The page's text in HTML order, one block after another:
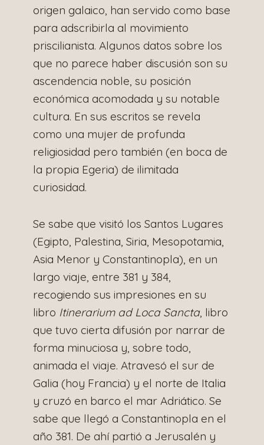
origen galaico, han servido como base
para adscribirla al movimiento
priscilianista. Algunos datos sobre los
que no parece haber discusión son su
ascendencia noble, su posición
económica acomodada y su notable
cultura. En sus escritos se revela
como una mujer de profunda
religiosidad pero también (en boca de
la propia Egeria) de ilimitada
curiosidad.
Se sabe que visitó los Santos Lugares
(Egipto, Palestina, Siria, Mesopotamia,
Asia Menor y Constantinopla), en un
largo viaje, entre 381 y 384,
recogiendo sus impresiones en su
libro Itinerarium ad Loca Sancta, libro
que tuvo cierta difusión por narrar de
forma minuciosa y, sobre todo,
animada el viaje. Atravesó el sur de
Galia (hoy Francia) y el norte de Italia
y cruzó en barco el mar Adriático. Se
sabe que llegó a Constantinopla en el
año 381. De ahí partió a Jerusalén y